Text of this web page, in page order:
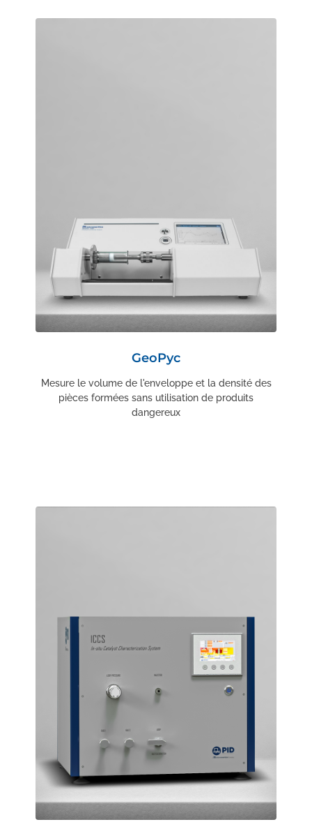
GeoPyc
Mesure le volume de l'enveloppe et la densité des
pièces formées sans utilisation de produits
dangereux